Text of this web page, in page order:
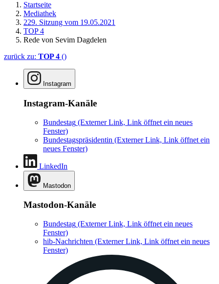
Startseite
Mediathek
229. Sitzung vom 19.05.2021
TOP 4
Rede von Sevim Dagdelen
zurück zu: TOP 4 ()
Instagram
Instagram-Kanäle
Bundestag (Externer Link, Link öffnet ein neues
Fenster)
Bundestagspräsidentin (Externer Link, Link öffnet ein
neues Fenster)
LinkedIn
Mastodon
Mastodon-Kanäle
Bundestag (Externer Link, Link öffnet ein neues
Fenster)
hib-Nachrichten (Externer Link, Link öffnet ein neues
Fenster)